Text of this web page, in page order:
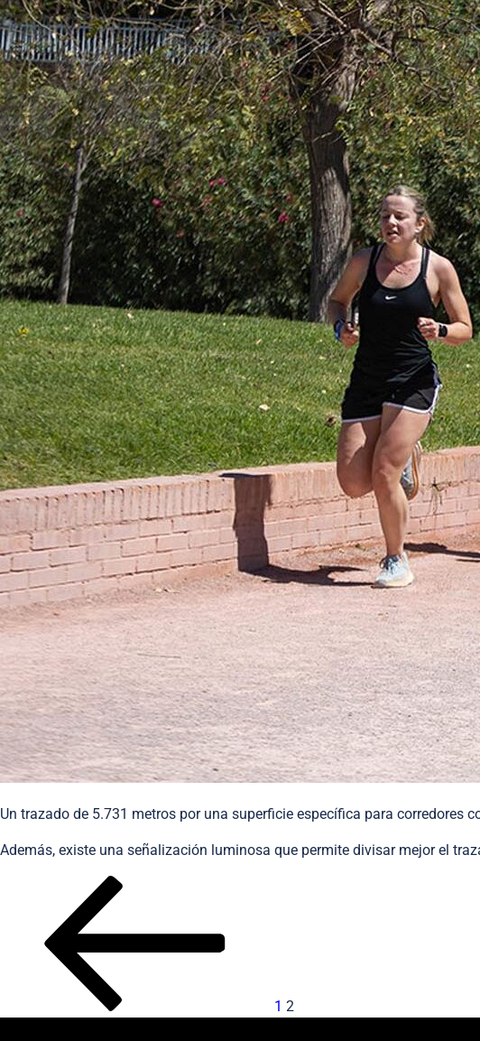
Un trazado de 5.731 metros por una superficie específica para
Además, existe una señalización luminosa que permite divisar mejor el
1 2